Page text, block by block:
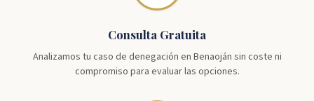
Consulta Gratuita
Analizamos tu caso de denegación en Benaoján sin coste ni
compromiso para evaluar las opciones.